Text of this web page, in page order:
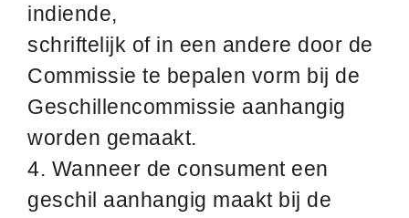
indiende,
schriftelijk of in een andere door de
Commissie te bepalen vorm bij de
Geschillencommissie aanhangig
worden gemaakt.
4. Wanneer de consument een
geschil aanhangig maakt bij de